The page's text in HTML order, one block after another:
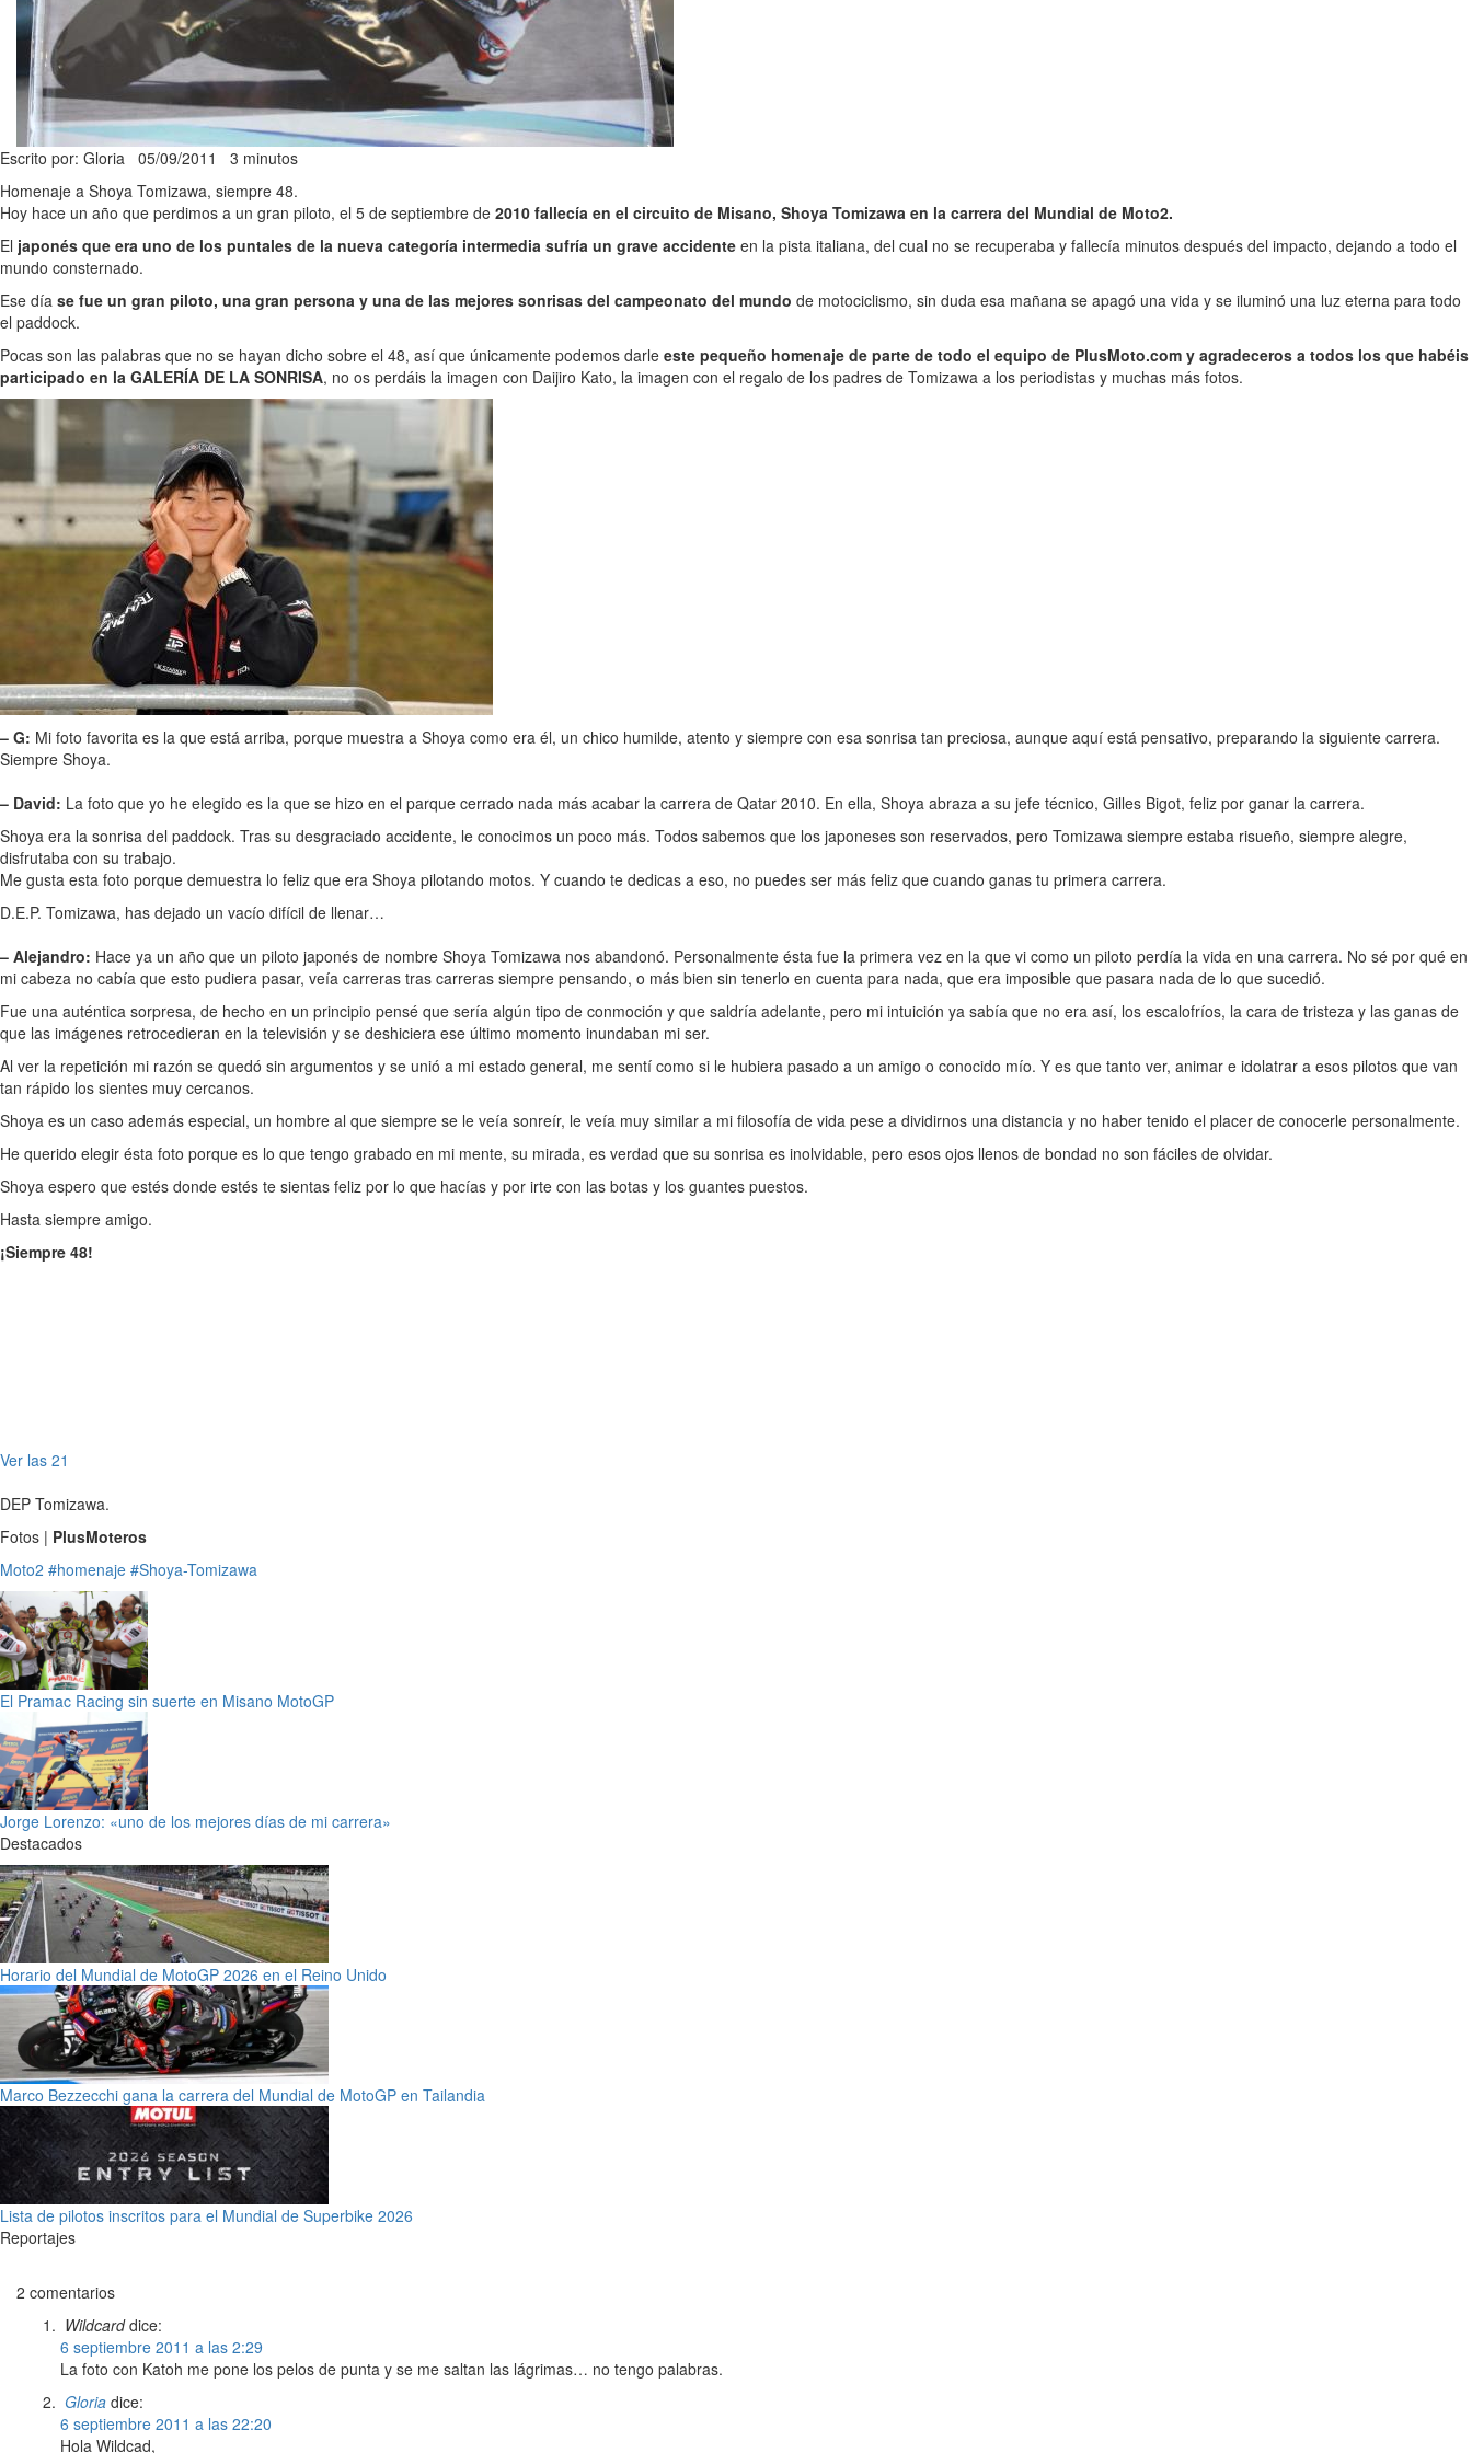
Escrito por: Gloria 05/09/2011 3 minutos
Homenaje a Shoya Tomizawa, siempre 48.
Hoy hace un año que perdimos a un gran piloto, el 5 de septiembre de 2010 fallecía en el circuito de Misano, Shoya Tomizawa en la carrera del Mundial de Moto2.
El japonés que era uno de los puntales de la nueva categoría intermedia sufría un grave accidente en la pista italiana, del cual no se recuperaba y fallecía minutos después del impacto, dejando a todo el
mundo consternado.
Ese día se fue un gran piloto, una gran persona y una de las mejores sonrisas del campeonato del mundo de motociclismo, sin duda esa mañana se apagó una vida y se iluminó una luz eterna para todo
el paddock.
Pocas son las palabras que no se hayan dicho sobre el 48, así que únicamente podemos darle este pequeño homenaje de parte de todo el equipo de PlusMoto.com y agradeceros a todos los que habéis
participado en la GALERÍA DE LA SONRISA, no os perdáis la imagen con Daijiro Kato, la imagen con el regalo de los padres de Tomizawa a los periodistas y muchas más fotos.
– G: Mi foto favorita es la que está arriba, porque muestra a Shoya como era él, un chico humilde, atento y siempre con esa sonrisa tan preciosa, aunque aquí está pensativo, preparando la siguiente carrera.
Siempre Shoya.
– David: La foto que yo he elegido es la que se hizo en el parque cerrado nada más acabar la carrera de Qatar 2010. En ella, Shoya abraza a su jefe técnico, Gilles Bigot, feliz por ganar la carrera.
Shoya era la sonrisa del paddock. Tras su desgraciado accidente, le conocimos un poco más. Todos sabemos que los japoneses son reservados, pero Tomizawa siempre estaba risueño, siempre alegre,
disfrutaba con su trabajo.
Me gusta esta foto porque demuestra lo feliz que era Shoya pilotando motos. Y cuando te dedicas a eso, no puedes ser más feliz que cuando ganas tu primera carrera.
D.E.P. Tomizawa, has dejado un vacío difícil de llenar…
– Alejandro: Hace ya un año que un piloto japonés de nombre Shoya Tomizawa nos abandonó. Personalmente ésta fue la primera vez en la que vi como un piloto perdía la vida en una carrera. No sé por qué en
mi cabeza no cabía que esto pudiera pasar, veía carreras tras carreras siempre pensando, o más bien sin tenerlo en cuenta para nada, que era imposible que pasara nada de lo que sucedió.
Fue una auténtica sorpresa, de hecho en un principio pensé que sería algún tipo de conmoción y que saldría adelante, pero mi intuición ya sabía que no era así, los escalofríos, la cara de tristeza y las ganas de
que las imágenes retrocedieran en la televisión y se deshiciera ese último momento inundaban mi ser.
Al ver la repetición mi razón se quedó sin argumentos y se unió a mi estado general, me sentí como si le hubiera pasado a un amigo o conocido mío. Y es que tanto ver, animar e idolatrar a esos pilotos que van
tan rápido los sientes muy cercanos.
Shoya es un caso además especial, un hombre al que siempre se le veía sonreír, le veía muy similar a mi filosofía de vida pese a dividirnos una distancia y no haber tenido el placer de conocerle personalmente.
He querido elegir ésta foto porque es lo que tengo grabado en mi mente, su mirada, es verdad que su sonrisa es inolvidable, pero esos ojos llenos de bondad no son fáciles de olvidar.
Shoya espero que estés donde estés te sientas feliz por lo que hacías y por irte con las botas y los guantes puestos.
Hasta siempre amigo.
¡Siempre 48!
Ver las 21
DEP Tomizawa.
Fotos | PlusMoteros
Moto2 #homenaje #Shoya-Tomizawa
El Pramac Racing sin suerte en Misano MotoGP
Jorge Lorenzo: «uno de los mejores días de mi carrera»
Destacados
Horario del Mundial de MotoGP 2026 en el Reino Unido
Marco Bezzecchi gana la carrera del Mundial de MotoGP en Tailandia
Lista de pilotos inscritos para el Mundial de Superbike 2026
Reportajes
2 comentarios
Wildcard dice:
6 septiembre 2011 a las 2:29
La foto con Katoh me pone los pelos de punta y se me saltan las lágrimas… no tengo palabras.
Gloria dice:
6 septiembre 2011 a las 22:20
Hola Wildcad,